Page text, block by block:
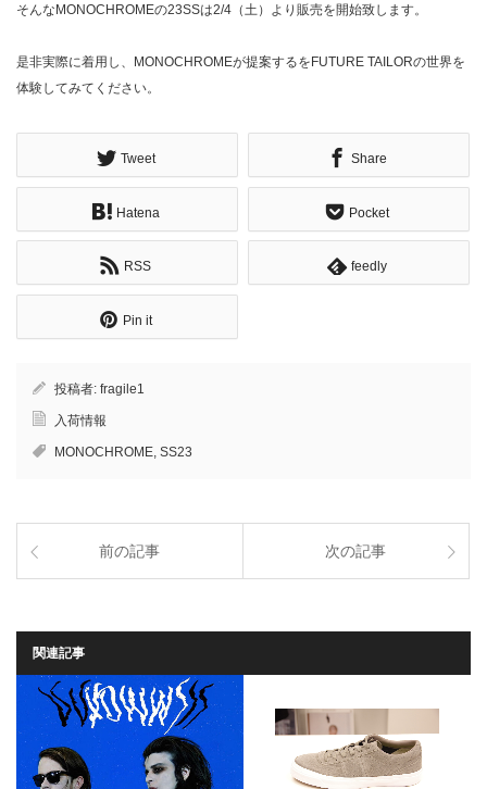
そんなMONOCHROMEの23SSは2/4（土）より販売を開始致します。
是非実際に着用し、MONOCHROMEが提案するをFUTURE TAILORの世界を
体験してみてください。
Tweet Share
Hatena Pocket
RSS feedly
Pin it
投稿者: fragile1
入荷情報
MONOCHROME, SS23
前の記事 次の記事
関連記事